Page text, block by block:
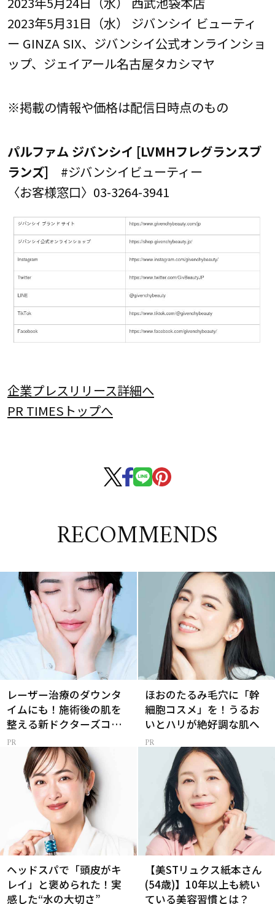
2023年5月31日（水） ジバンシイ ビューティ
ー GINZA SIX、ジバンシイ公式オンラインショ
ップ、ジェイアール名古屋タカシマヤ
※掲載の情報や価格は配信日時点のもの
パルファム ジバンシイ [LVMHフレグランスブ
ランズ] #ジバンシイビューティー
〈お客様窓口〉03-3264-3941
企業プレスリリース詳細へ
PR TIMESトップへ
RECOMMENDS
レーザー治療のダウンタ
イムにも！施術後の肌を
整える新ドクターズコス
メ
ほおのたるみ毛穴に「幹
細胞コスメ」を！うるお
いとハリが絶好調な肌へ
ヘッドスパで「頭皮がキ
レイ」と褒められた！実
感した“水の大切さ”
【美STリュクス紙本さん
(54歳)】10年以上も続い
ている美容習慣とは？